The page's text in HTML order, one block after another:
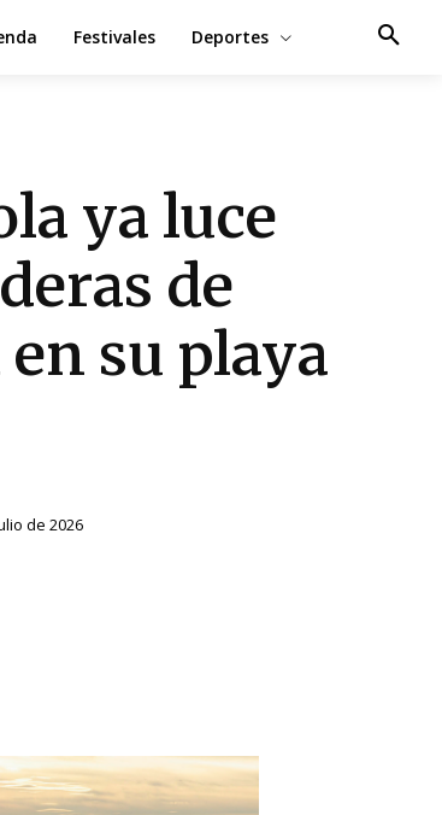
Festivales Deportes
ya luce
de
su playa
de 2026